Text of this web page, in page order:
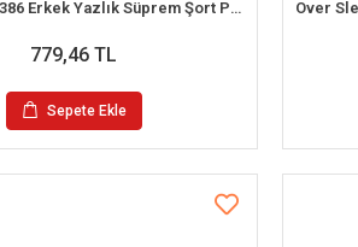
Over Sleep 2386 Erkek Yazlık Süprem Şort Pijama Takım (S-M-L-XL)
779,46 TL
Sepete Ekle